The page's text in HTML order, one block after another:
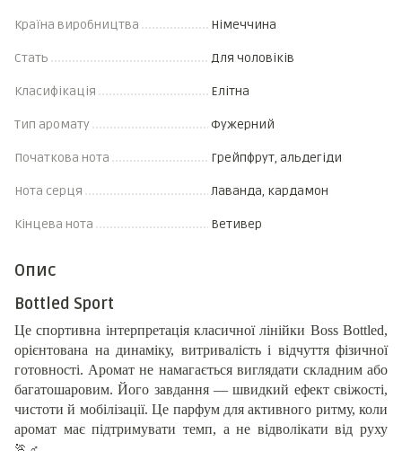
Країна виробництва Німеччина
Стать Для чоловіків
Класифікація Елітна
Тип аромату Фужерний
Початкова нота Грейпфрут, альдегіди
Нота серця Лаванда, кардамон
Кінцева нота Ветивер
Опис
Bottled Sport
Це спортивна інтерпретація класичної лінійки Boss Bottled,
орієнтована на динаміку, витривалість і відчуття фізичної
готовності. Аромат не намагається виглядати складним або
багатошаровим. Його завдання — швидкий ефект свіжості,
чистоти й мобілізації. Це парфум для активного ритму, коли
аромат має підтримувати темп, а не відволікати від руху